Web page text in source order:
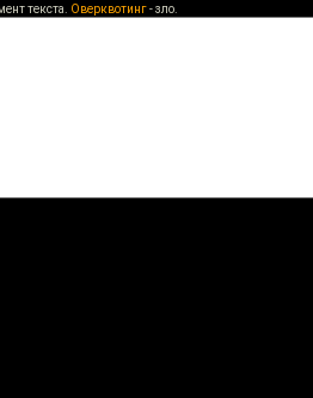
текста. Оверквотинг- зло.